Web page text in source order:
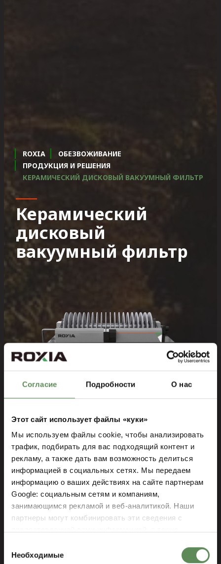
Согласие Подробности О нас
Этот сайт использует файлы «куки»
Мы используем файлы cookie, чтобы анализировать
трафик, подбирать для вас подходящий контент и
рекламу, а также дать вам возможность делиться
информацией в социальных сетях. Мы передаем
информацию о ваших действиях на сайте партнерам
Google: социальным сетям и компаниям,
занимающимся рекламой и веб-аналитикой. Наши
партнеры могут комбинировать эти сведения с
вами их сервисов.
согласия
Необходимые
ROXIA
ОБЕЗВОЖИВАНИЕ
ПРОДУКЦИЯ И РЕШЕНИЯ
КЕРАМИЧЕСКИЙ ДИСКОВЫЙ ВАКУУМНЫЙ ФИЛЬТР
Керамический
дисковый
вакуумный фильтр
Высокую производительность
Небольшие капиталовложения
Низкое энергопотребление
Высоконадёжное оборудование
Профессиональную поддержку
специалистами по фильтрации
компании Roxia на протяжении
всего срока службы оборудования